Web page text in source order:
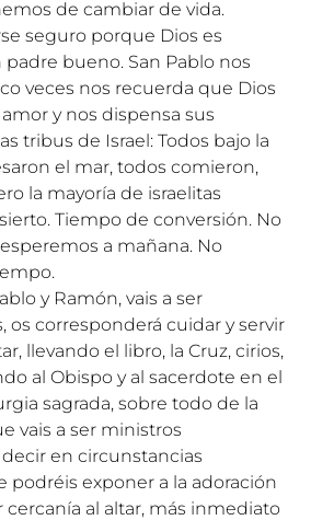
de cambiar de vida.
seguro porque Dios es
bueno. San Pablo nos
veces nos recuerda que Dios
y nos dispensa sus
tribus de Israel: Todos bajo la
el mar, todos comieron,
la mayoría de israelitas
Tiempo de conversión. No
a mañana. No
y Ramón, vais a ser
os corresponderá cuidar y servir
llevando el libro, la Cruz, cirios,
al Obispo y al sacerdote en el
sagrada, sobre todo de la
vais a ser ministros
en circunstancias
podréis exponer a la adoración
cercanía al altar, más inmediato